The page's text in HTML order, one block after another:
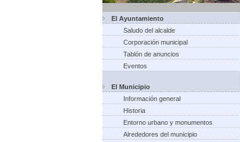
El Ayuntamiento
Saludo del alcalde
Corporación municipal
Tablón de anuncios
Eventos
El Municipio
Información general
Historia
Entorno urbano y monumentos
Alrededores del municipio